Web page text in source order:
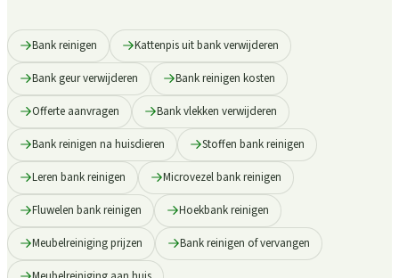
Bank reinigen Kattenpis uit bank verwijderen
Bank geur verwijderen Bank reinigen kosten
Offerte aanvragen Bank vlekken verwijderen
Bank reinigen na huisdieren Stoffen bank reinigen
Leren bank reinigen Microvezel bank reinigen
Fluwelen bank reinigen Hoekbank reinigen
Meubelreiniging prijzen Bank reinigen of vervangen